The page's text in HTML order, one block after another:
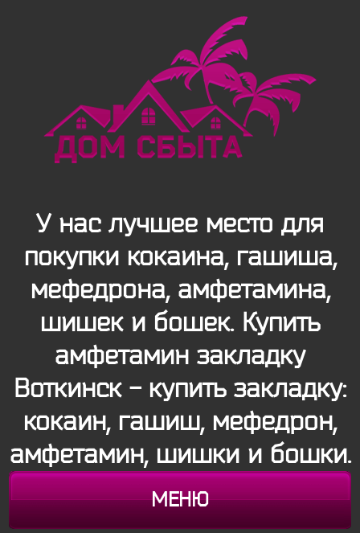
У нас лучшее место для
покупки кокаина, гашиша,
мефедрона, амфетамина,
шишек и бошек. Купить
амфетамин закладку
Воткинск - купить закладку:
кокаин, гашиш, мефедрон,
амфетамин, шишки и бошки.
МЕНЮ